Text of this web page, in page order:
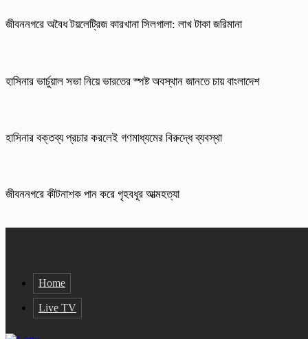
জীবননগরে অবৈধ টয়লেট্রিজ কারখানা সিলগালা: লাখ টাকা জরিমানা
হাসিনার ভার্চুয়াল সভা নিয়ে ভারতের স্পষ্ট অবস্থান জানতে চায় বাংলাদেশ
হাসিনার বক্তব্য প্রচার করলেই গণমাধ্যমের বিরুদ্ধে ব্যবস্থা
জীবননগরে কীটনাশক পান করে গৃহবধূর আত্মহত্যা
Home
Live TV